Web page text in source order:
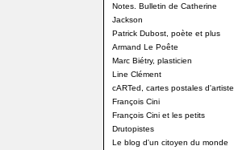
Notes. Bulletin de Catherine
Jackson
Patrick Dubost, poète et plus
Armand Le Poête
Marc Biétry, plasticien
Line Clément
cARTed, cartes postales
François Cini
François Cini et les petits
Drutopistes
Le blog d'un citoyen du monde